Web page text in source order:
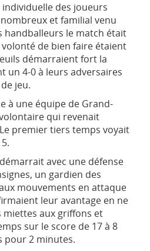
des joueurs
et familial venu
handballeurs le match était
de bien faire étaient
démarraient fort la
un 4-0 à leurs adversaires
jeu.
à une équipe de Grand-
qui revenait
premier tiers temps voyait
avec une défense
un gardien des
mouvements en attaque
leur avantage en ne
miettes aux griffons et
sur le score de 17 à 8
pour 2 minutes.